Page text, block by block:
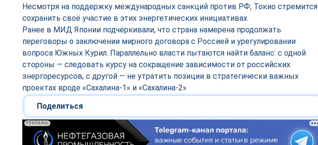
Несмотря на поддержку международных санкций против РФ, Токио стремится
сохранить своё участие в этих энергетических инициативах.
Ранее в МИД Японии подчёркивали, что страна намерена продолжать
переговоры о заключении мирного договора с Россией и урегулировании
вопроса Южных Курил. Параллельно власти пытаются найти баланс: с одной
стороны — следовать курсу на сокращение зависимости от российских
энергоресурсов, с другой — не утратить позиции в стратегически важных
проектах вроде «Сахалина-1» и «Сахалина-2».
Поделиться
РЕКЛАМА